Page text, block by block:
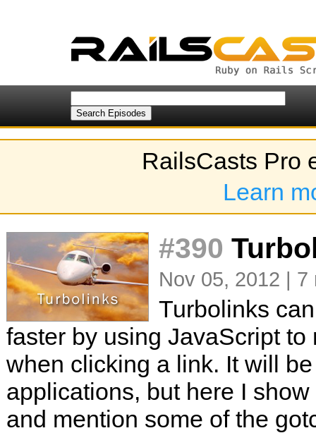
RailsCasts Pro
Learn
#390
Nov 05, 2012 |
Turbolinks
faster by using JavaScript
when clicking a link. It will
applications, but here I
and mention some of the